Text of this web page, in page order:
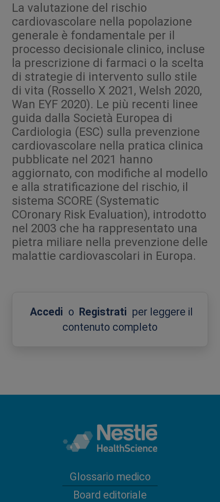
La valutazione del rischio
cardiovascolare nella popolazione
generale è fondamentale per il
processo decisionale clinico, incluse
la prescrizione di farmaci o la scelta
di strategie di intervento sullo stile
di vita (Rossello X 2021, Welsh 2020,
Wan EYF 2020). Le più recenti linee
guida dalla Società Europea di
Cardiologia (ESC) sulla prevenzione
cardiovascolare nella pratica clinica
pubblicate nel 2021 hanno
aggiornato, con modifiche al modello
e alla stratificazione del rischio, il
sistema SCORE (Systematic
COronary Risk Evaluation), introdotto
nel 2003 che ha rappresentato una
pietra miliare nella prevenzione delle
malattie cardiovascolari in Europa.
Accedi o Registrati per leggere il
contenuto completo
Glossario medico
Board editoriale